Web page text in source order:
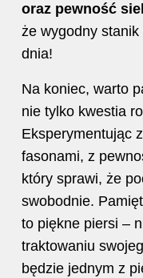
oraz pewność
że wygodny
dnia!
Na koniec, warto
nie tylko kwestia
Eksperymentując
fasonami, z
który sprawi, że
swobodnie.
to piękne piersi –
traktowaniu
będzie jednym z